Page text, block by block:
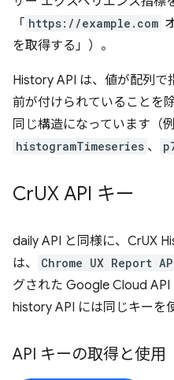
「 https://example.com
を取得する」）。
History API は、値が配列で
前が付けられていることを
同じ構造になっています（
histogramTimeseries 、
CrUX API キー
daily API と同様に、CrUX
は、
Chrome UX Report
グされた Google Cloud API
history API には同じキーを
API キーの取得と使用